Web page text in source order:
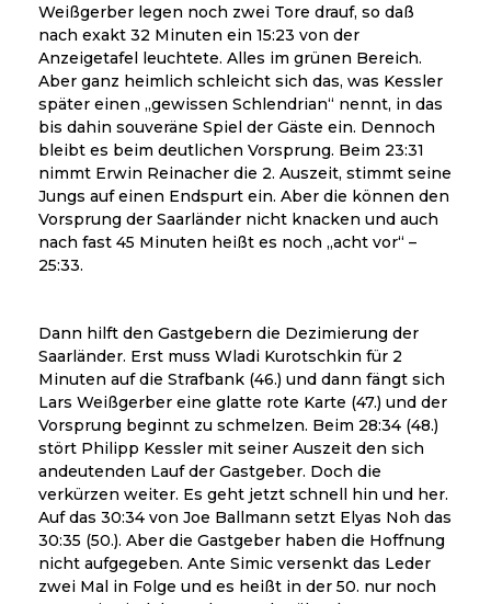
Weißgerber legen noch zwei Tore drauf, so daß
nach exakt 32 Minuten ein 15:23 von der
Anzeigetafel leuchtete. Alles im grünen Bereich.
Aber ganz heimlich schleicht sich das, was Kessler
später einen „gewissen Schlendrian“ nennt, in das
bis dahin souveräne Spiel der Gäste ein. Dennoch
bleibt es beim deutlichen Vorsprung. Beim 23:31
nimmt Erwin Reinacher die 2. Auszeit, stimmt seine
Jungs auf einen Endspurt ein. Aber die können den
Vorsprung der Saarländer nicht knacken und auch
nach fast 45 Minuten heißt es noch „acht vor“ –
25:33.
Dann hilft den Gastgebern die Dezimierung der
Saarländer. Erst muss Wladi Kurotschkin für 2
Minuten auf die Strafbank (46.) und dann fängt sich
Lars Weißgerber eine glatte rote Karte (47.) und der
Vorsprung beginnt zu schmelzen. Beim 28:34 (48.)
stört Philipp Kessler mit seiner Auszeit den sich
andeutenden Lauf der Gastgeber. Doch die
verkürzen weiter. Es geht jetzt schnell hin und her.
Auf das 30:34 von Joe Ballmann setzt Elyas Noh das
30:35 (50.). Aber die Gastgeber haben die Hoffnung
nicht aufgegeben. Ante Simic versenkt das Leder
zwei Mal in Folge und es heißt in der 50. nur noch